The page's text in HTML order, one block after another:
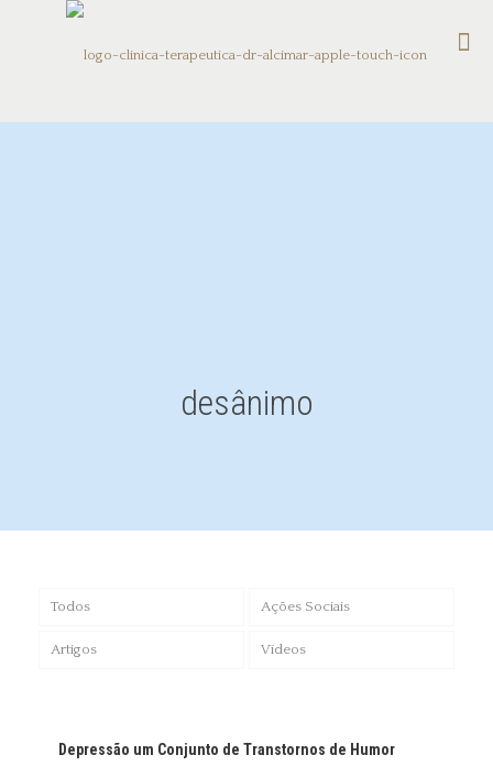
desânimo
Todos Ações Sociais
Artigos Vídeos
Depressão um Conjunto de Transtornos de Humor